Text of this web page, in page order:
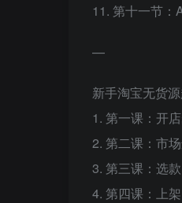
11. 第十一节：
—
新手淘宝无货
1. 第一课：开
2. 第二课：市
3. 第三课：选
4. 第四课：上